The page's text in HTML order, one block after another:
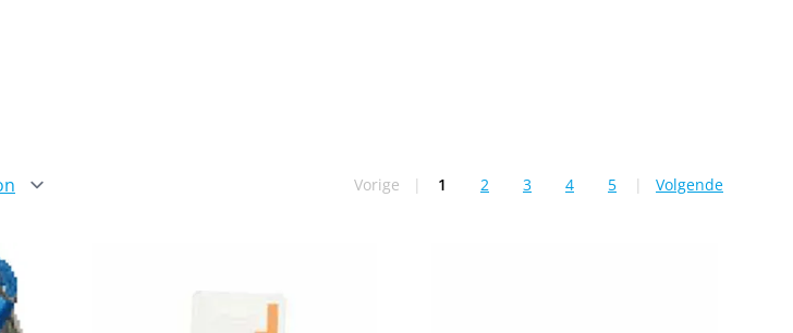
Vorige | U lees momenteel pagina
1 Pagina
2 Pagina
3 Pagina
4 Pagina
5 | Volgende